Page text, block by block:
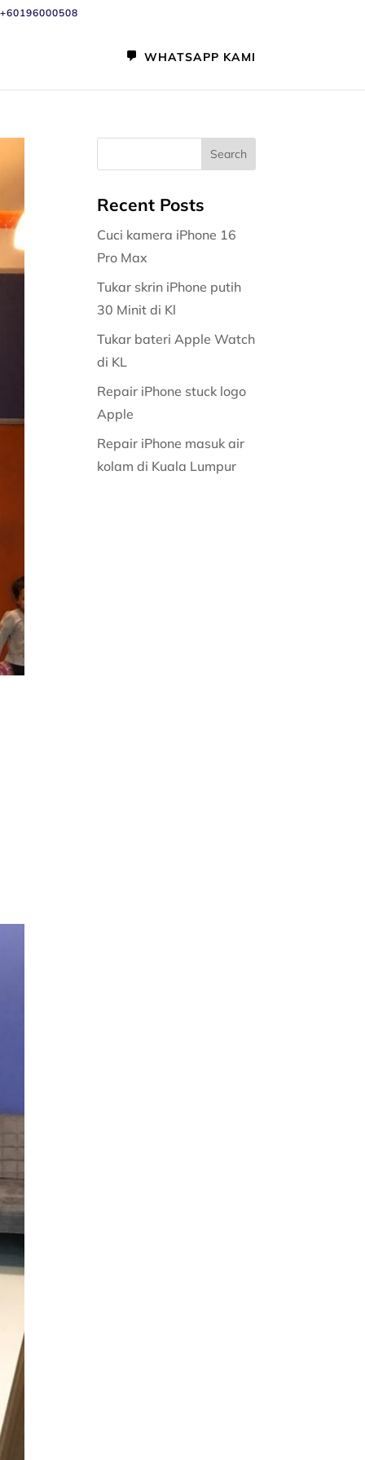
+60196000508
WHATSAPP KAMI
Recent Posts
Cuci kamera iPhone 16
Pro Max
Tukar skrin iPhone putih
30 Minit di Kl
Tukar bateri Apple Watch
di KL
Repair iPhone stuck logo
Apple
Repair iPhone masuk air
kolam di Kuala Lumpur